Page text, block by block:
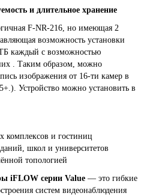
и длительное хранение
F-NR-216, но имеющая 2
возможность установки
каждый с возможностью
. Таким образом, можно
изображения от 16-ти камер в
Устройство можно установить в
и гостиниц
школ и университетов
топологией
iFLOW серии Value — это гибкие
систем видеонаблюдения